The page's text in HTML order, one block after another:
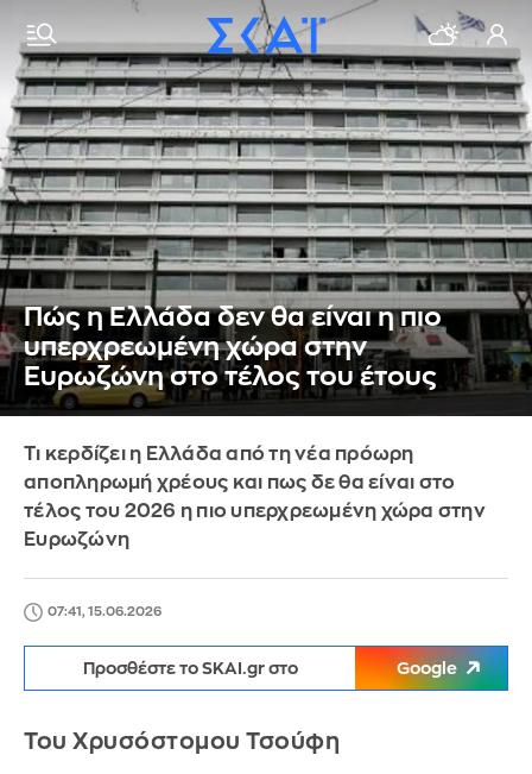
Πώς η Ελλάδα δεν θα είναι η πιο
υπερχρεωμένη χώρα στην
Ευρωζώνη στο τέλος του έτους
Τι κερδίζει η Ελλάδα από τη νέα πρόωρη
αποπληρωμή χρέους και πως δε θα είναι στο
τέλος του 2026 η πιο υπερχρεωμένη χώρα στην
Ευρωζώνη
07:41, 15.06.2026
Προσθέστε το SKAI.gr στο Google
Του Χρυσόστομου Τσούφη